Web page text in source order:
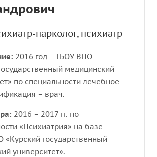
нарколог, психиатр
2016 год – ГБОУ ВПО
медицинский
по специальности лечебное
– врач.
2016 – 2017 гг. по
«Психиатрия» на базе
государственный
университет».